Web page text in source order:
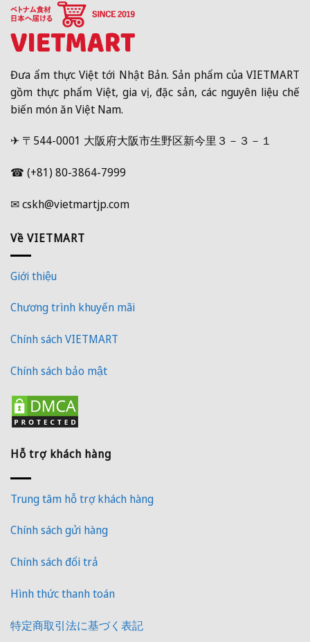
Đưa ẩm thực Việt tới Nhật Bản. Sản phẩm của VIETMART
gồm thực phẩm Việt, gia vị, đặc sản, các nguyên liệu chế
biến món ăn Việt Nam.
✈ 〒544-0001 大阪府大阪市生野区新今里３－３－１
☎ (+81) 80-3864-7999
✉ cskh@vietmartjp.com
Về VIETMART
Giới thiệu
Chương trình khuyến mãi
Chính sách VIETMART
Chính sách bảo mật
Hỗ trợ khách hàng
Trung tâm hỗ trợ khách hàng
Chính sách gửi hàng
Chính sách đổi trả
Hình thức thanh toán
特定商取引法に基づく表記